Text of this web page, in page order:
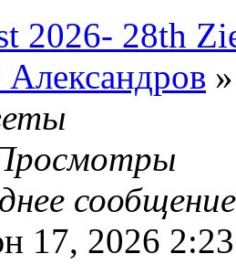
2026- 28th
17, 2026